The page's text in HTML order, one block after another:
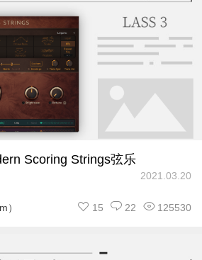
Scoring Strings弦乐
2021.03.20
） 125530
22
15